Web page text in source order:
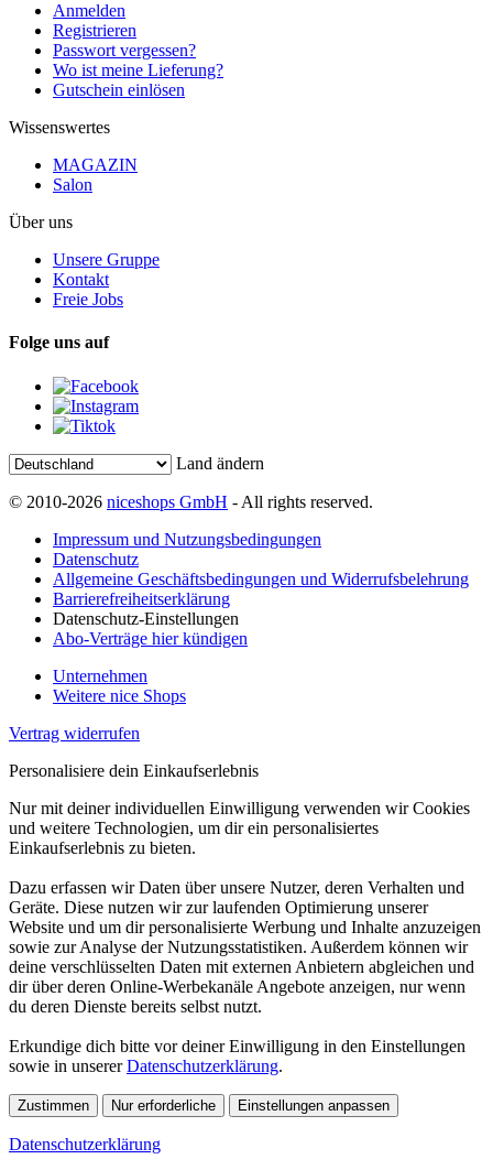
Anmelden
Registrieren
Passwort vergessen?
Wo ist meine Lieferung?
Gutschein einlösen
Wissenswertes
MAGAZIN
Salon
Über uns
Unsere Gruppe
Kontakt
Freie Jobs
Folge uns auf
Land ändern
© 2010-2026 niceshops GmbH - All rights reserved.
Impressum und Nutzungsbedingungen
Datenschutz
Allgemeine Geschäftsbedingungen und Widerrufsbelehrung
Barrierefreiheitserklärung
Datenschutz-Einstellungen
Abo-Verträge hier kündigen
Unternehmen
Weitere nice Shops
Vertrag widerrufen
Personalisiere dein Einkaufserlebnis
Nur mit deiner individuellen Einwilligung verwenden wir Cookies
und weitere Technologien, um dir ein personalisiertes
Einkaufserlebnis zu bieten.
Dazu erfassen wir Daten über unsere Nutzer, deren Verhalten und
Geräte. Diese nutzen wir zur laufenden Optimierung unserer
Website und um dir personalisierte Werbung und Inhalte anzuzeigen
sowie zur Analyse der Nutzungsstatistiken. Außerdem können wir
deine verschlüsselten Daten mit externen Anbietern abgleichen und
dir über deren Online-Werbekanäle Angebote anzeigen, nur wenn
du deren Dienste bereits selbst nutzt.
Erkundige dich bitte vor deiner Einwilligung in den Einstellungen
sowie in unsererDatenschutzerklärung.
Zustimmen Nur erforderliche Einstellungen anpassen
Datenschutzerklärung